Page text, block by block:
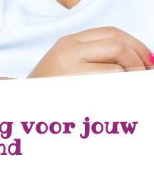
voor jouw